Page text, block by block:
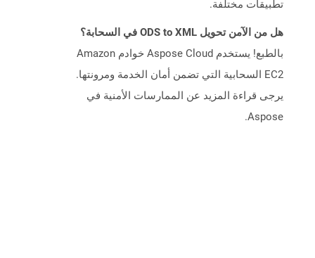
تطبيقات مختلفة.
هل من الآمن تحويل ODS to XML في السحابة؟
بالطبع! يستخدم Aspose Cloud خوادم Amazon
EC2 السحابية التي تضمن أمان الخدمة ومرونتها.
يرجى قراءة المزيد عن الممارسات الأمنية في
Aspose.